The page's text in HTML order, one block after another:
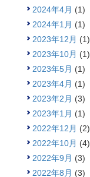
2024年4月 (1)
2024年1月 (1)
2023年12月 (1)
2023年10月 (1)
2023年5月 (1)
2023年4月 (1)
2023年2月 (3)
2023年1月 (1)
2022年12月 (2)
2022年10月 (4)
2022年9月 (3)
2022年8月 (3)